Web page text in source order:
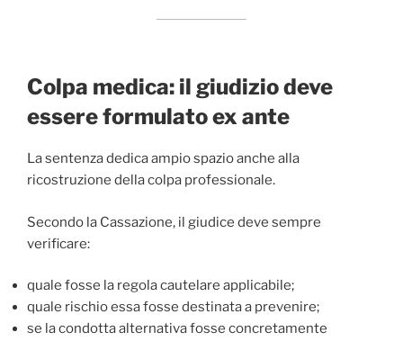
Colpa medica: il giudizio deve
essere formulato ex ante
La sentenza dedica ampio spazio anche alla
ricostruzione della colpa professionale.
Secondo la Cassazione, il giudice deve sempre
verificare:
quale fosse la regola cautelare applicabile;
quale rischio essa fosse destinata a prevenire;
se la condotta alternativa fosse concretamente